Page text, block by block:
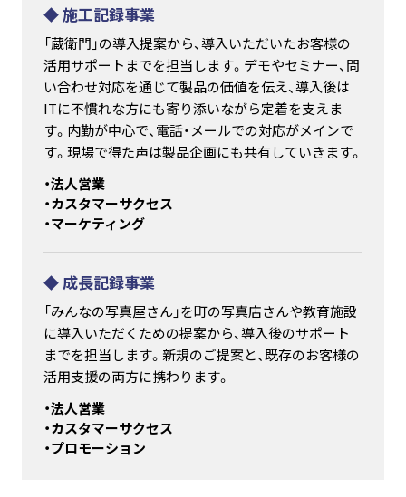
◆ 施工記録事業
「蔵衛門」の導入提案から、導入いただいたお客様の
活用サポートまでを担当します。デモやセミナー、問
い合わせ対応を通じて製品の価値を伝え、導入後は
ITに不慣れな方にも寄り添いながら定着を支えま
す。内勤が中心で、電話・メールでの対応がメインで
す。現場で得た声は製品企画にも共有していきます。
・法人営業
・カスタマーサクセス
・マーケティング
◆ 成長記録事業
「みんなの写真屋さん」を町の写真店さんや教育施設
に導入いただくための提案から、導入後のサポート
までを担当します。新規のご提案と、既存のお客様の
活用支援の両方に携わります。
・法人営業
・カスタマーサクセス
・プロモーション